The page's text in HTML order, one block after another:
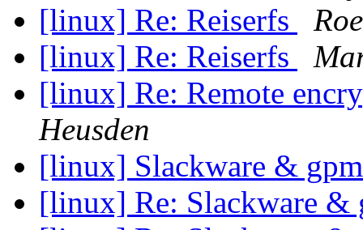
[linux] Re: Reiserfs
[linux] Re: Reiserfs
[linux] Re: Remote
Heusden
[linux] Slackware &
[linux] Re: Slackware &